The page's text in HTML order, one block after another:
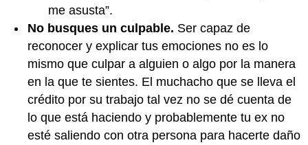
me asusta”.
No busques un culpable. Ser capaz de
reconocer y explicar tus emociones no es lo
mismo que culpar a alguien o algo por la manera
en la que te sientes. El muchacho que se lleva el
crédito por su trabajo tal vez no se dé cuenta de
lo que está haciendo y probablemente tu ex no
esté saliendo con otra persona para hacerte daño